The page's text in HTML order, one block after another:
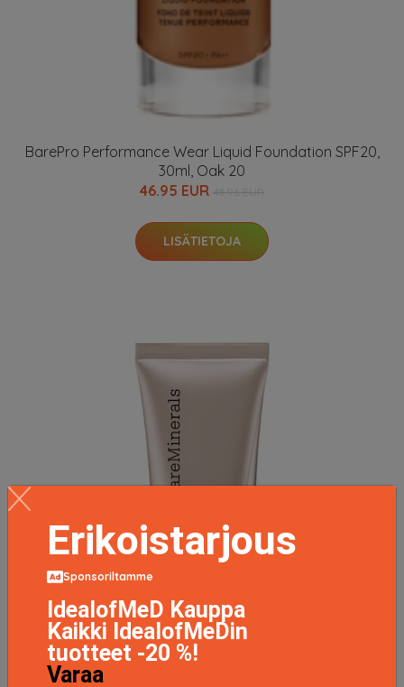
BarePro Performance Wear Liquid Foundation SPF20,
30ml, Oak 20
46.95 EUR
LISÄTIETOJA
Erikoistarjous
Sponsoriltamme
IdealofMeD Kauppa
Kaikki IdealofMeDin
tuotteet -20 %!
Varaa